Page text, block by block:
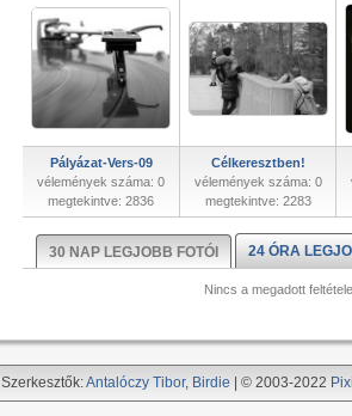
Pályázat-Vers-09
vélemények száma: 0
megtekintve: 2836
Célkeresztben!
vélemények száma: 0
megtekintve: 2283
30 NAP LEGJOBB FOTÓI 24 ÓRA
Nincs a megadott
Szerkesztők:Antalóczy Tibor, Birdie | © 2003-2022